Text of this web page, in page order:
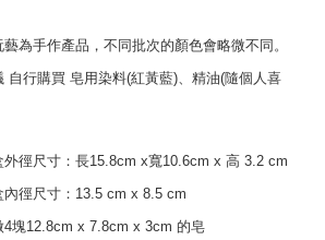
藝為手作產品，不同批次的顏色會略微不同。
自行購買 皂用染料(紅黃藍)、精油(隨個人喜
外徑尺寸：長15.8cm x寬10.6cm x 高 3.2 cm
內徑尺寸：13.5 cm x 8.5 cm
4塊12.8cm x 7.8cm x 3cm 的皂